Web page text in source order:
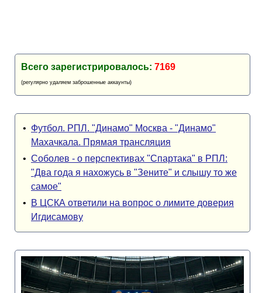
Всего зарегистрировалось: 7169
(регулярно удаляем заброшенные аккаунты)
• Футбол. РПЛ. "Динамо" Москва - "Динамо"
Махачкала. Прямая трансляция
• Соболев - о перспективах "Спартака" в РПЛ:
"Два года я нахожусь в "Зените" и слышу то же
самое"
•
В ЦСКА ответили на вопрос о лимите доверия
Игдисамову